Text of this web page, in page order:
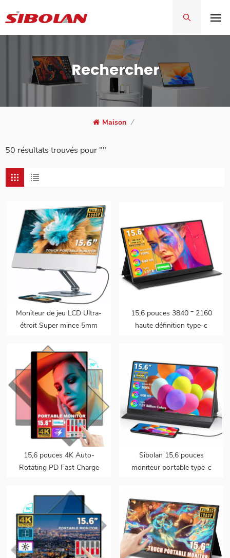
Rechercher
Maison /
50 résultats trouvés pour ""
Moniteur de jeu LCD Ultra-
étroit Super mince 5mm
moniteur portable tactile
portable avec haut-parleur
pour ordinateur portable
15,6 pouces 3840 * 2160
haute définition type-c
ordinateur portable avec
batterie
15,6 pouces 4K Auto-
Rotating PD Fast Charge
Gamme de couleurs
Batterie intégrée Moniteur
portable tactile pour
ordinateur portable
Sibolan 15,6 pouces
moniteur portable type-c
écran de moniteur portable
pour PS5 PC